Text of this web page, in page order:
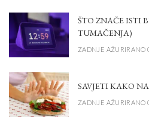
ŠTO ZNAČE ISTI
TUMAČENJA)
ZADNJE AŽURIRANO
SAVJETI KAKO
ZADNJE AŽURIRANO